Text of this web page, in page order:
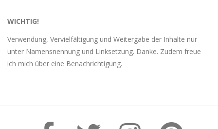
WICHTIG!
Verwendung, Vervielfältigung und Weitergabe der Inhalte nur
unter Namensnennung und Linksetzung. Danke. Zudem freue
ich mich über eine Benachrichtigung.